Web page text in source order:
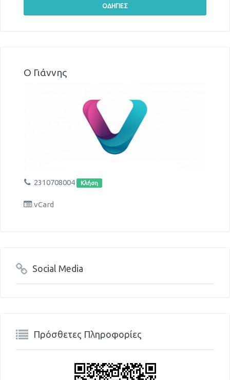
Ο Γιάννης
2310708004 Κλήση
vCard
Social Media
Πρόσθετες Πληροφορίες